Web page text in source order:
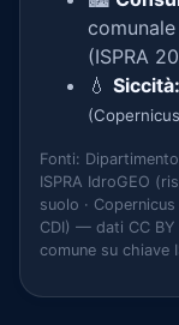
(ISPRA
💧 Siccità:
Fonti:
ISPRA IdroGEO
suolo ·
CDI) — dati CC
comune su chiave